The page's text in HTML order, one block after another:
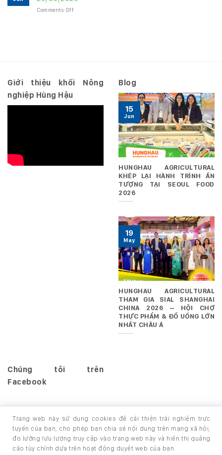
2026
chính
Quý
Comments Offon
Giới thiệu khối Nông
nghiệp Hùng Hậu
Blog
HUNGHAU AGRICULTURAL
KHÉP LẠI HÀNH TRÌNH ẤN
TƯỢNG TẠI SEOUL FOOD
2026
15
Jun
HUNGHAU AGRICULTURAL
THAM GIA SIAL SHANGHAI
CHINA 2026 – HỘI CHỢ
THỰC PHẨM & ĐỒ UỐNG LỚN
NHẤT CHÂU Á
19
May
Chúng tôi trên
Facebook
TRANG CHỦ GIỚI THIỆU SẢN PHẨM
Trang web này sử dụng cookies để cải thiện trải nghiệm trực
tuyến của bạn, cho phép bạn chia sẻ nội dung trên mạng xã hội,
đo lường lưu lượng truy cập vào trang web này và hiển thị quảng
cáo tùy chỉnh dựa trên hoạt động duyệt web của bạn.